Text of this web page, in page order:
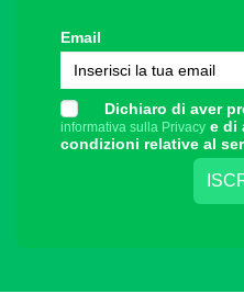
Email
Dichiaro di aver
informativa sulla Privacy e di
condizioni relative al